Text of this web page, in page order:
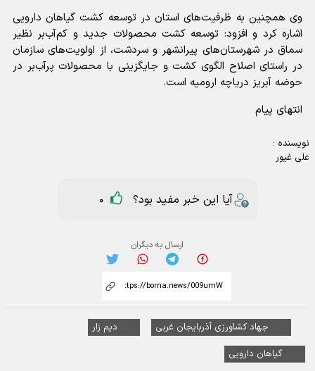
وی همچنین به ظرفیت‌های استان در توسعه کشت گیاهان دارویی
اشاره کرد و افزود: توسعه کشت محصولات جدید و کم‌آب‌بر نظیر
سماق در شهرستان‌های پیرانشهر و سردشت، از اولویت‌های سازمان
در راستای اصلاح الگوی کشت و جایگزینی با محصولات پرآب‌بر در
حوضه آبریز دریاچه ارومیه است.
انتهای پیام
نویسنده :
علی غیور
آیا این خبر مفید بود؟ 0
ارسال به دیگران
جهاد کشاورزی آذربایجان غربی
دیم زار
گیاهان دارویی